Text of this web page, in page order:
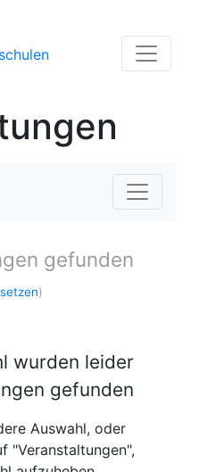
gefunden
)
wurden leider
gefunden
Auswahl, oder
"Veranstaltungen",